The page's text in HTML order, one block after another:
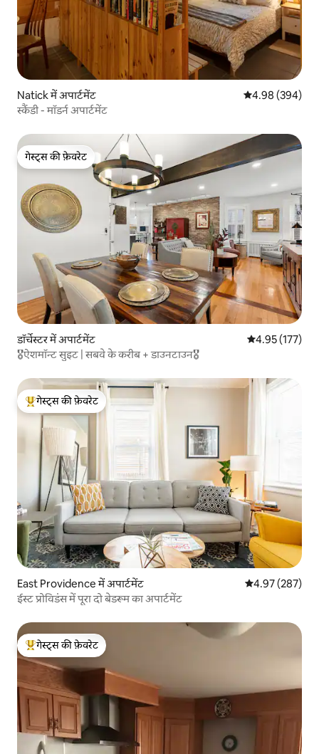
Natick में अपार्टमेंट औसत रेटिंग 5 में से
4.98 (394)
स्कैंडी - मॉडर्न अपार्टमेंट
गेस्ट्स की फ़ेवरेट
गेस्ट्स की फ़ेवरेट
डॉर्चेस्टर में अपार्टमेंट औसत रेटिंग 5 में से
4.95 (177)
🎖ऐशमॉन्ट सुइट | सबवे के करीब + डाउनटाउन🎖
गेस्ट्स का टॉप फ़ेवरेट
गेस्ट्स की फ़ेवरेट
East Providence में अपार्टमेंट औसत रेटिंग 5 में से
4.97 (287)
ईस्ट प्रोविडंस में पूरा दो बेडरूम का अपार्टमेंट
गेस्ट्स का टॉप फ़ेवरेट
गेस्ट्स की फ़ेवरेट